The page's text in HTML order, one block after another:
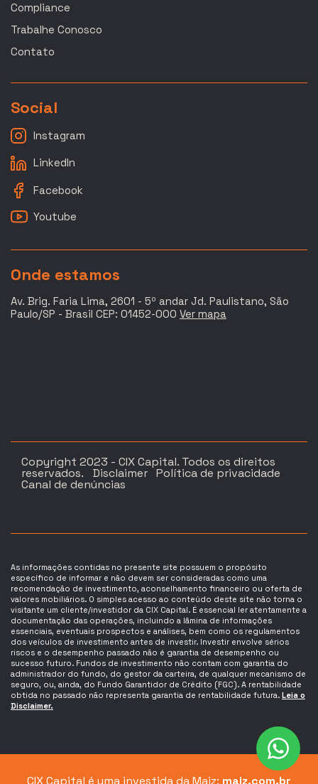
Compliance
Trabalhe Conosco
Contato
Social
Instagram
LinkedIn
Facebook
Youtube
Onde estamos
Av. Brig. Faria Lima, 2601 - 5º andar Jd. Paulistano, São
Paulo/SP - Brasil CEP: 01452-000 Ver mapa
Copyright 2023 - CIX Capital. Todos os direitos
reservados. Disclaimer Política de privacidade
Canal de denúncias
As informações contidas no presente site possuem o propósito
específico de informar e não devem ser consideradas como uma
recomendação de investimento, aconselhamento financeiro ou oferta de
valores mobiliários. O simples acesso ao conteúdo deste site não torna o
visitante um cliente/investidor da CIX Capital. É essencial ler atentamente a
documentação das operações, incluindo a lâmina de informações
essenciais, eventuais prospectos e análises, bem como os regulamentos
dos veículos de investimento antes de investir. Investir envolve sérios
riscos e o desempenho passado não é garantia de desempenho ou
sucesso futuro. Fundos de investimento não contam com garantia do
administrador do fundo, do gestor da carteira, de qualquer mecanismo de
seguro, ou, ainda, do Fundo Garantidor de Crédito (FGC). A rentabilidade
obtida no passado não representa garantia de rentabilidade futura. Leia o
Disclaimer.
CIX Capital é uma investida da Maiz: maiz.com.br